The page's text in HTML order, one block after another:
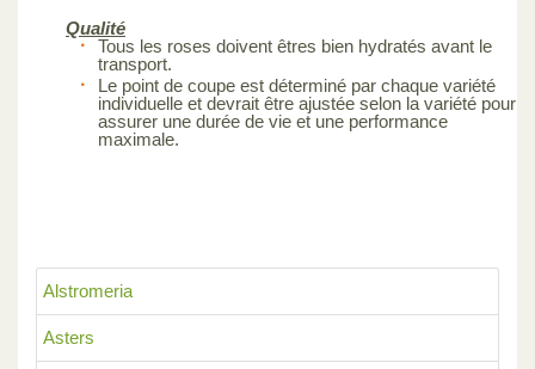
Alstromeria
Asters
Qualité
Tous les roses doivent êtres bien hydratés avant le
transport.
Le point de coupe est déterminé par chaque variété
individuelle et devrait être ajustée selon la variété pour
assurer une durée de vie et une performance
maximale.